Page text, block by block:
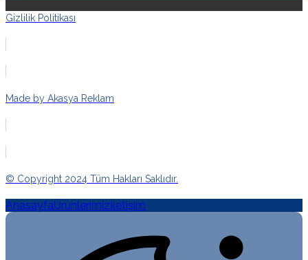
Gizlilik Politikası
Made by Akasya Reklam
© Copyright 2024 Tüm Hakları Saklıdır.
AnasayfaÜrünlerimizİletişim